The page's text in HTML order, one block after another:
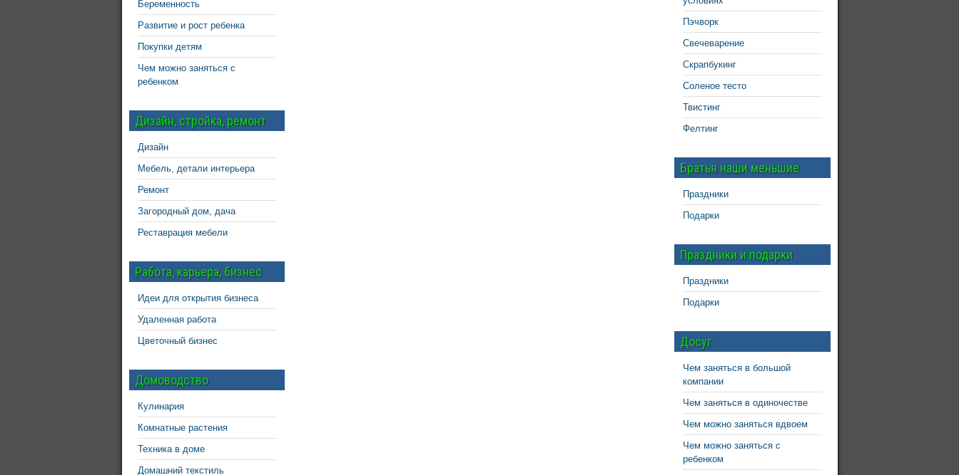
Беременность
Развитие и рост ребенка
Покупки детям
Чем можно заняться с
ребенком
Дизайн, стройка, ремонт
Дизайн
Мебель, детали интерьера
Ремонт
Загородный дом, дача
Реставрация мебели
Работа, карьера, бизнес
Идеи для открытия бизнеса
Удаленная работа
Цветочный бизнес
Домоводство
Кулинария
Комнатные растения
Техника в доме
Домашний текстиль
Пэчворк
Свечеварение
Скрапбукинг
Соленое тесто
Твистинг
Фелтинг
Братья наши меньшие
Праздники
Подарки
Праздники и подарки
Праздники
Подарки
Досуг
Чем заняться в большой
компании
Чем заняться в одиночестве
Чем можно заняться вдвоем
Чем можно заняться с
ребенком